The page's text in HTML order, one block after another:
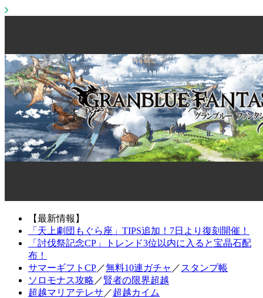
【最新情報】
「天上劇団もぐら座」TIPS追加！7日より復刻開催！
「討伐祭記念CP」トレンド3位以内に入ると宝晶石配
布！
サマーギフトCP／無料10連ガチャ ／ スタンプ帳
ソロモナス攻略 ／賢者の限界超越
超越マリアテレサ ／超越カイム